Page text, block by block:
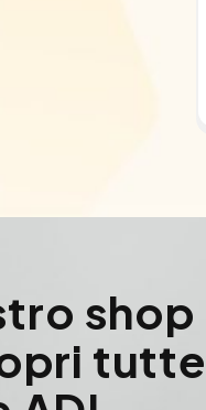
shop
tutte